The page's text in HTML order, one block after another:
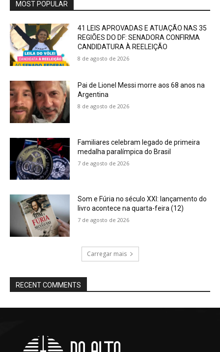
MOST POPULAR
41 LEIS APROVADAS E ATUAÇÃO NAS 35
REGIÕES DO DF: SENADORA CONFIRMA
CANDIDATURA À REELEIÇÃO
8 de agosto de 2026
Pai de Lionel Messi morre aos 68 anos na
Argentina
8 de agosto de 2026
Familiares celebram legado de primeira
medalha paralímpica do Brasil
7 de agosto de 2026
Som e Fúria no século XXI: lançamento do
livro acontece na quarta-feira (12)
7 de agosto de 2026
Carregar mais
RECENT COMMENTS